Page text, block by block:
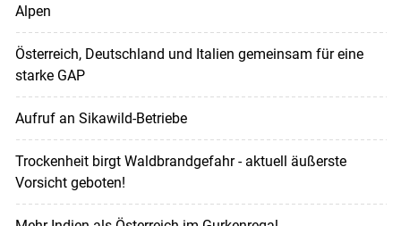
Alpen
Österreich, Deutschland und Italien gemeinsam für eine
starke GAP
Aufruf an Sikawild-Betriebe
Trockenheit birgt Waldbrandgefahr - aktuell äußerste
Vorsicht geboten!